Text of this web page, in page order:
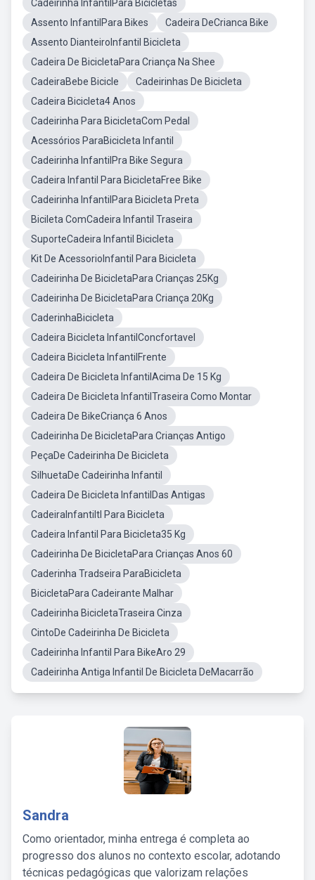
Cadeirinha InfantilPara Bicicletas
Assento InfantilPara Bikes
Cadeira DeCrianca Bike
Assento DianteiroInfantil Bicicleta
Cadeira De BicicletaPara Criança Na Shee
CadeiraBebe Bicicle
Cadeirinhas De Bicicleta
Cadeira Bicicleta4 Anos
Cadeirinha Para BicicletaCom Pedal
Acessórios ParaBicicleta Infantil
Cadeirinha InfantilPra Bike Segura
Cadeira Infantil Para BicicletaFree Bike
Cadeirinha InfantilPara Bicicleta Preta
Bicileta ComCadeira Infantil Traseira
SuporteCadeira Infantil Bicicleta
Kit De AcessorioInfantil Para Bicicleta
Cadeirinha De BicicletaPara Crianças 25Kg
Cadeirinha De BicicletaPara Criança 20Kg
CaderinhaBicicleta
Cadeira Bicicleta InfantilConcfortavel
Cadeira Bicicleta InfantilFrente
Cadeira De Bicicleta InfantilAcima De 15 Kg
Cadeira De Bicicleta InfantilTraseira Como Montar
Cadeira De BikeCriança 6 Anos
Cadeirinha De BicicletaPara Crianças Antigo
PeçaDe Cadeirinha De Bicicleta
SilhuetaDe Cadeirinha Infantil
Cadeira De Bicicleta InfantilDas Antigas
CadeiraInfantiltl Para Bicicleta
Cadeira Infantil Para Bicicleta35 Kg
Cadeirinha De BicicletaPara Crianças Anos 60
Caderinha Tradseira ParaBicicleta
BicicletaPara Cadeirante Malhar
Cadeirinha BicicletaTraseira Cinza
CintoDe Cadeirinha De Bicicleta
Cadeirinha Infantil Para BikeAro 29
Cadeirinha Antiga Infantil De Bicicleta DeMacarrão
Sandra
Como orientador, minha entrega é completa ao
progresso dos alunos no contexto escolar, adotando
técnicas pedagógicas que valorizam relações